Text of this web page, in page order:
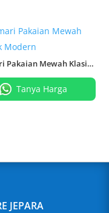
Pakaian Mewah Klasik
Tanya Harga
JEPARA